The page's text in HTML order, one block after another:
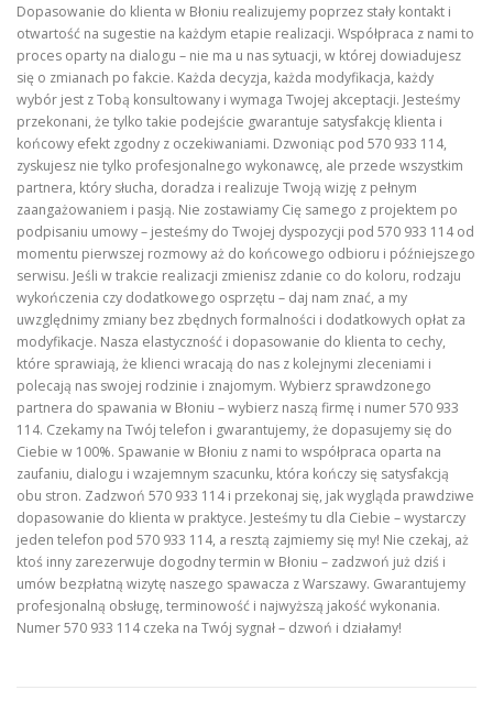
Dopasowanie do klienta w Błoniu realizujemy poprzez stały kontakt i
otwartość na sugestie na każdym etapie realizacji. Współpraca z nami to
proces oparty na dialogu – nie ma u nas sytuacji, w której dowiadujesz
się o zmianach po fakcie. Każda decyzja, każda modyfikacja, każdy
wybór jest z Tobą konsultowany i wymaga Twojej akceptacji. Jesteśmy
przekonani, że tylko takie podejście gwarantuje satysfakcję klienta i
końcowy efekt zgodny z oczekiwaniami. Dzwoniąc pod 570 933 114,
zyskujesz nie tylko profesjonalnego wykonawcę, ale przede wszystkim
partnera, który słucha, doradza i realizuje Twoją wizję z pełnym
zaangażowaniem i pasją. Nie zostawiamy Cię samego z projektem po
podpisaniu umowy – jesteśmy do Twojej dyspozycji pod 570 933 114 od
momentu pierwszej rozmowy aż do końcowego odbioru i późniejszego
serwisu. Jeśli w trakcie realizacji zmienisz zdanie co do koloru, rodzaju
wykończenia czy dodatkowego osprzętu – daj nam znać, a my
uwzględnimy zmiany bez zbędnych formalności i dodatkowych opłat za
modyfikacje. Nasza elastyczność i dopasowanie do klienta to cechy,
które sprawiają, że klienci wracają do nas z kolejnymi zleceniami i
polecają nas swojej rodzinie i znajomym. Wybierz sprawdzonego
partnera do spawania w Błoniu – wybierz naszą firmę i numer 570 933
114. Czekamy na Twój telefon i gwarantujemy, że dopasujemy się do
Ciebie w 100%. Spawanie w Błoniu z nami to współpraca oparta na
zaufaniu, dialogu i wzajemnym szacunku, która kończy się satysfakcją
obu stron. Zadzwoń 570 933 114 i przekonaj się, jak wygląda prawdziwe
dopasowanie do klienta w praktyce. Jesteśmy tu dla Ciebie – wystarczy
jeden telefon pod 570 933 114, a resztą zajmiemy się my! Nie czekaj, aż
ktoś inny zarezerwuje dogodny termin w Błoniu – zadzwoń już dziś i
umów bezpłatną wizytę naszego spawacza z Warszawy. Gwarantujemy
profesjonalną obsługę, terminowość i najwyższą jakość wykonania.
Numer 570 933 114 czeka na Twój sygnał – dzwoń i działamy!